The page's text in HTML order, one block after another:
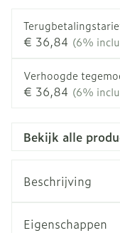
€ 36,84 (6%
Verhoogde
€ 36,84 (6%
Bekijk alle
Beschrijving
Eigenschappen